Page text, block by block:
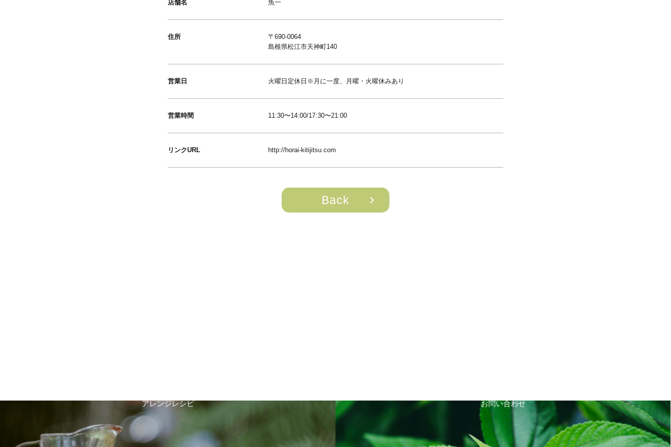
店舗名 魚一
住所
〒690-0064
島根県松江市天神町140
営業日 火曜日定休日※月に一度、月曜・火曜休みあり
営業時間 11:30〜14:00/17:30〜21:00
リンクURL http://horai-kitijitsu.com
Back
アレンジレシピ お問い合わせ